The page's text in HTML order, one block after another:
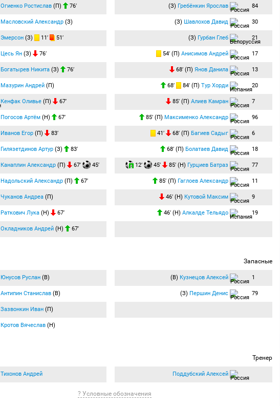
Огиенко Ростислав (П) 76′
Масловский Александр (З)
Эмерсон (З) 11′ 51′
Цесь Ян (З) 76′
Богатырев Никита (З) 76′
Мазурин Андрей (П)
Кенфак Оливье (П) 67′
Погосов Артём (Н) 67′
Иванов Егор (П) 83′
Гилязетдинов Артур (З) 83′
Канаплин Александр (П) 67′ 45′
Надольский Александр (П) 67′
Чуканов Андреа (П)
Раткович Лука (Н) 67′
Окладников Андрей (Н) 67′
Юнусов Руслан (В)
Антипин Станислав (В)
Зазвонкин Иван (П)
Кротов Вячеслав (Н)
Тихонов Андрей
(З) Гребёнкин Ярослав 84
(З) Шавлохов Давид 30
(З) Гурбан Глеб 21
54′ (П) Анисимов Андрей 17
68′ (П) Янов Данила 13
68′ 84′ (П) Тур Хорди 20
85′ (П) Алиев Камран 7
85′ (П) Максименко Александр 96
41′ 68′ (П) Багиев Садыг 6
68′ (П) Болатаев Давид 18
12′ 45′ 85′ (Н) Гурциев Батраз 77
85′ (П) Гаглоев Александр 11
46′ (Н) Кутовой Максим 9
46′ (Н) Алкалде Тельядо 19
Запасные
(В) Кузнецов Алексей 1
(З) Першин Денис 79
Тренер
Поддубский Алексей
? Условные обозначения